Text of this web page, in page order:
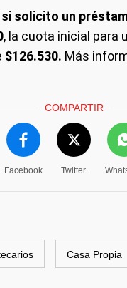
si solicito un
, la cuota inicial para
$126.530. Más
COMPARTIR
Facebook Twitter
Casa Propia